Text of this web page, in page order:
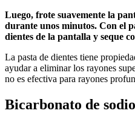
Luego, frote suavemente la
durante unos minutos. Con el
dientes de la pantalla y seque
La pasta de dientes tiene
ayudar a eliminar los rayones
no es efectiva para rayones
Bicarbonato de